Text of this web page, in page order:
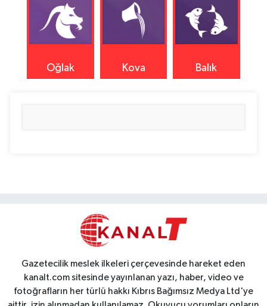
Oğlak Kova Balık
Gazetecilik meslek ilkeleri çerçevesinde hareket eden
kanalt.com sitesinde yayınlanan yazı, haber, video ve
fotoğrafların her türlü hakkı Kıbrıs Bağımsız Medya Ltd'ye